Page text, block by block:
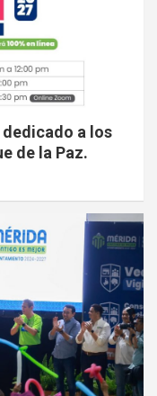
a los
de la Paz.